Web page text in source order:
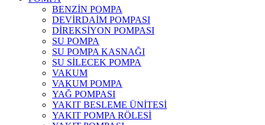
BENZİN POMPA
DEVİRDAİM POMPASI
DİREKSİYON POMPASI
SU POMPA
SU POMPA KASNAĞI
SU SİLECEK POMPA
VAKUM
VAKUM POMPA
YAĞ POMPASI
YAKIT BESLEME ÜNİTESİ
YAKIT POMPA RÖLESİ